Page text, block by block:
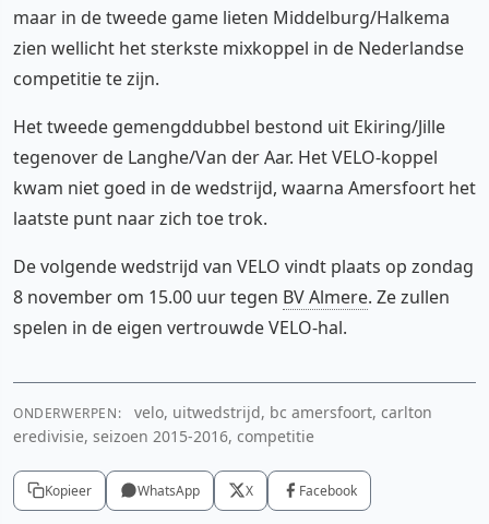
maar in de tweede game lieten Middelburg/Halkema
zien wellicht het sterkste mixkoppel in de Nederlandse
competitie te zijn.
Het tweede gemengddubbel bestond uit Ekiring/Jille
tegenover de Langhe/Van der Aar. Het VELO-koppel
kwam niet goed in de wedstrijd, waarna Amersfoort het
laatste punt naar zich toe trok.
De volgende wedstrijd van VELO vindt plaats op zondag
8 november om 15.00 uur tegen BV Almere. Ze zullen
spelen in de eigen vertrouwde VELO-hal.
ONDERWERPEN:
velo, uitwedstrijd, bc amersfoort, carlton
eredivisie, seizoen 2015-2016, competitie
Kopieer WhatsApp X Facebook